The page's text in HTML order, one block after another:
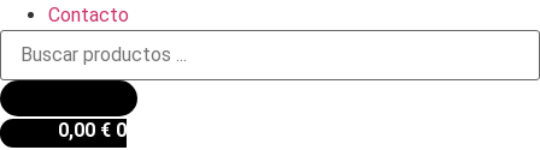
Contacto
Búsqueda
productos
0,00 € 0